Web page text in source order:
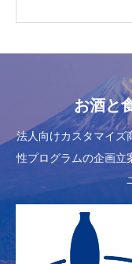
お酒と
法人向けカスタマイズ
性プログラムの企画立